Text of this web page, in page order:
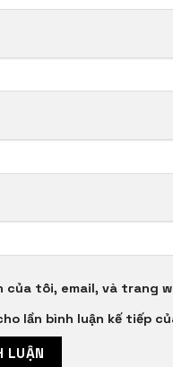
của tôi, email, và trang
lần bình luận kế tiếp